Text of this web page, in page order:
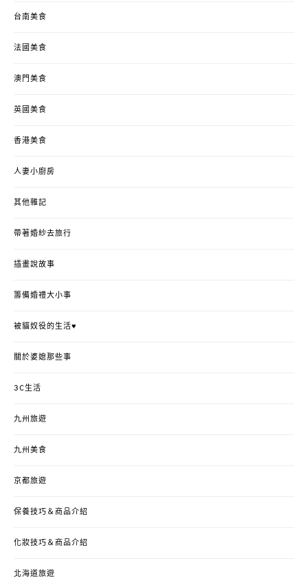
台南美食
法國美食
澳門美食
英國美食
香港美食
人妻小廚房
其他雜記
帶著婚紗去旅行
插畫說故事
籌備婚禮大小事
被貓奴役的生活♥
關於婆媳那些事
3C生活
九州旅遊
九州美食
京都旅遊
保養技巧＆商品介紹
化妝技巧＆商品介紹
北海道旅遊